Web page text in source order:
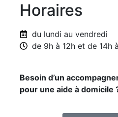
Horaires
du lundi au vendredi
de 9h à 12h et de 14h
Besoin d’un
pour une aide à domicile